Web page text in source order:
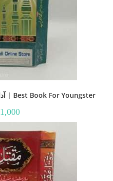
Aadab e Islami | آداب اسلامی | Best Book For Youngster
1,000